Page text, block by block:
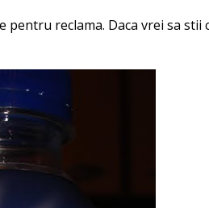
pentru reclama. Daca vrei sa